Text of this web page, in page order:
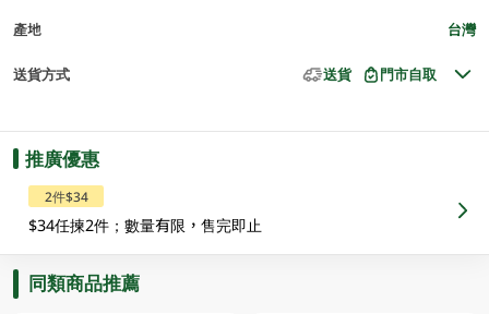
產地 台灣
送貨方式 送貨 門市自取
推廣優惠
2件$34
$34任揀2件；數量有限，售完即止
同類商品推薦